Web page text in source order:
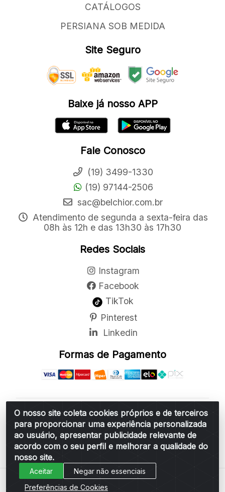
O nosso site coleta cookies próprios e de terceiros
para proporcionar uma experiência personalizada
ao usuário, apresentar publicidade relevante de
acordo com o seu perfil e melhorar a qualidade do
nosso site.
Aceitar
Negar não essenciais
Preferências de Cookies
CATÁLOGOS
PERSIANA SOB MEDIDA
Site Seguro
Baixe já nosso APP
Fale Conosco
(19) 3499-1330
(19) 97144-2506
sac@belchior.com.br
Atendimento de segunda a sexta-feira das
08h às 12h e das 13h30 às 17h30
Redes Sociais
Instagram
Facebook
TikTok
Pinterest
Linkedin
Formas de Pagamento
Belchior Cortinas e Acessórios LTDA - R: Rua
Vereador Sérgio Leopoldino Alves, 876 - Santa
Bárbara d'Oeste/SP - CEP 13.456-166 - CNPJ
06.314.073/0001-34